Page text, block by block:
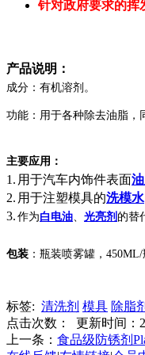
针对政府要求的挥
产品说明：
成分：有机溶剂。
功能：用于各种除去油脂，
主要应用：
1. 用于汽车内饰件表面
2. 用于注塑模具的洗模水
3. 作为白电油 光亮剂 的替
包装 ：瓶装喷雾罐， 450ML/
标签: 清洗剂 模具 除脂剂
点击次数：
更新时间：
上一条： 食品级防锈剂